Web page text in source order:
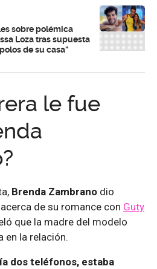
sobre polémica
Loza tras supuesta
de su casa"
le fue
Brenda Zambrano dio
de su romance con Guty
que la madre del modelo
en la relación.
dos teléfonos, estaba